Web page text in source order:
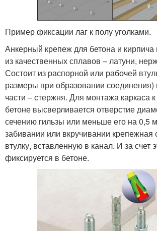
Пример фиксации лаг к полу уголками.
Анкерный крепеж для бетона и кирпича
из качественных сплавов – латуни,
Состоит из распорной или рабочей
размеры при образовании соединения)
части – стержня. Для монтажа каркаса
бетоне высверливается отверстие
сечению гильзы или меньше его на 0,5
забивании или вкручивании крепежная
втулку, вставленную в канал. И за счет
фиксируется в бетоне.